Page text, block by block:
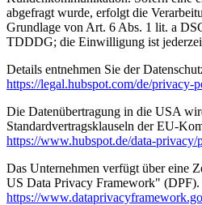
abgefragt wurde, erfolgt die
Grundlage von Art. 6 Abs. 1 lit. a
TDDDG; die Einwilligung ist
Details entnehmen Sie der
https://legal.hubspot.com/de/privacy-
Die Datenübertragung in die USA
Standardvertragsklauseln der EU-
https://www.hubspot.de/data-privacy/
Das Unternehmen verfügt über eine
US Data Privacy Framework" (DPF).
https://